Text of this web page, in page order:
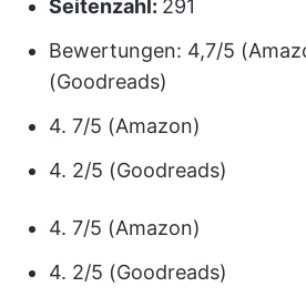
Seitenzahl: 291
Bewertungen: 4,7/5
(Goodreads)
4. 7/5 (Amazon)
4. 2/5 (Goodreads)
4. 7/5 (Amazon)
4. 2/5 (Goodreads)